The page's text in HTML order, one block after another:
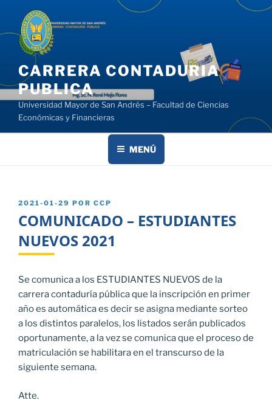
contenido
CARRERA CONTADURIA
PUBLICA
Universidad Mayor de San Andrés – Facultad de Ciencias
Económicas y Financieras
MENÚ
PUBLICADO
2021-01-29 POR CCP
COMUNICADO – ESTUDIANTES
NUEVOS 2021
Se comunica a los ESTUDIANTES NUEVOS de la
carrera contaduría pública que la inscripción en primer
año es automática es decir se asigna mediante sorteo
a los distintos paralelos, los listados serán publicados
oportunamente, a la vez se comunica que el proceso de
matriculación se habilitara en el transcurso de la
siguiente semana.
Atte.